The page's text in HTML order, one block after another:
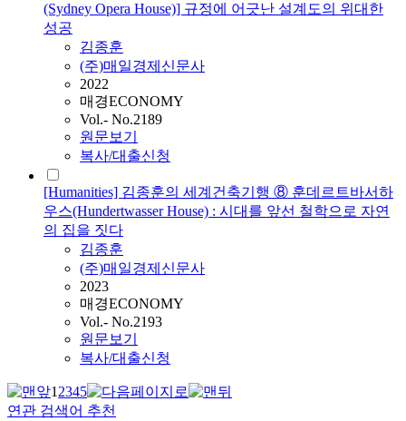
(Sydney Opera House)] 규정에 어긋난 설계도의 위대한
성공
김종훈
(주)매일경제신문사
2022
매경ECONOMY
Vol.- No.2189
원문보기
복사/대출신청
[Humanities] 김종훈의 세계건축기행 ⑧ 훈데르트바서하
우스(Hundertwasser House) : 시대를 앞선 철학으로 자연
의 집을 짓다
김종훈
(주)매일경제신문사
2023
매경ECONOMY
Vol.- No.2193
원문보기
복사/대출신청
12345
연관 검색어 추천